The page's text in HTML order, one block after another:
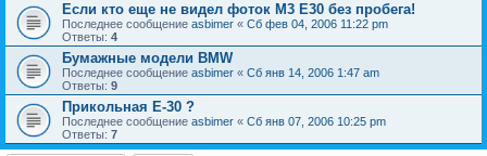
Если кто еще не видел фоток М3 Е30 без пробега!
Последнее сообщение asbimer « Сб фев 04, 2006 11:22 pm
Ответы: 4
Бумажные модели BMW
Последнее сообщение asbimer « Сб янв 14, 2006 1:47 am
Ответы: 9
Прикольная Е-30 ?
Последнее сообщение asbimer « Сб янв 07, 2006 10:25 pm
Ответы: 7